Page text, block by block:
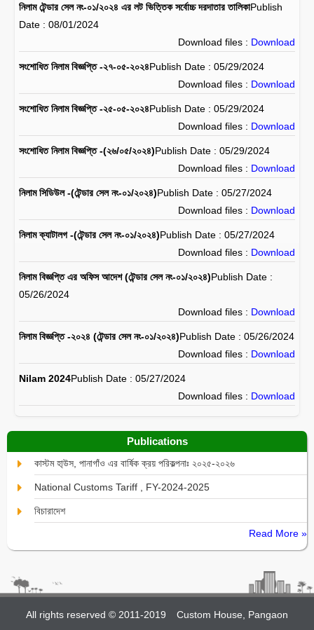
নিলাম টেন্ডার সেল নং-০১/২০২৪ এর লট ভিত্তিক সর্বোচ্চ দরদাতার তালিকাPublish
Date : 08/01/2024
Download files : Download
সংশোধিত নিলাম বিজ্ঞপ্তি -২৭-০৫-২০২৪Publish Date : 05/29/2024
Download files : Download
সংশোধিত নিলাম বিজ্ঞপ্তি -২৫-০৫-২০২৪Publish Date : 05/29/2024
Download files : Download
সংশোধিত নিলাম বিজ্ঞপ্তি -(২৬/০৫/২০২৪)Publish Date : 05/29/2024
Download files : Download
নিলাম সিডিউল -(টেন্ডার সেল নং-০১/২০২৪)Publish Date : 05/27/2024
Download files : Download
নিলাম ক্যাটালগ -(টেন্ডার সেল নং-০১/২০২৪)Publish Date : 05/27/2024
Download files : Download
নিলাম বিজ্ঞপ্তি এর অফিস আদেশ (টেন্ডার সেল নং-০১/২০২৪)Publish Date :
05/26/2024
Download files : Download
নিলাম বিজ্ঞপ্তি -২০২৪ (টেন্ডার সেল নং-০১/২০২৪)Publish Date : 05/26/2024
Download files : Download
Nilam 2024Publish Date : 05/27/2024
Download files : Download
Publications
কাস্টম হা্উস, পানাগাঁও এর বার্ষিক ক্রয় পরিকল্পনাঃ ২০২৫-২০২৬
National Customs Tariff , FY-2024-2025
বিচারাদেশ
Read More »
All rights reserved © 2011-2019 Custom House, Pangaon